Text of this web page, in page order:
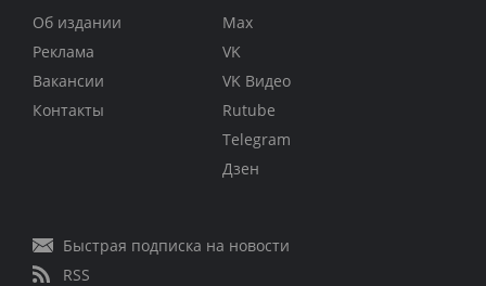
Об издании
Реклама
Вакансии
Контакты
Max
VK
VK Видео
Rutube
Telegram
Дзен
Быстрая подписка на новости
RSS